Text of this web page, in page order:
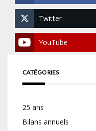
Twitter
YouTube
CATÉGORIES
25 ans
Bilans annuels